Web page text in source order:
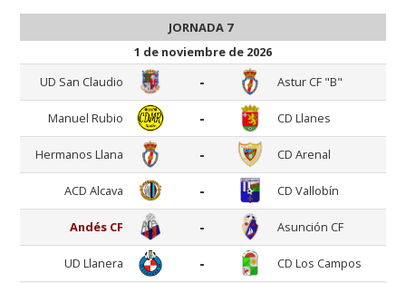
JORNADA 7
1 de noviembre de 2026
UD San Claudio
- Astur CF "B"
Manuel Rubio - CD Llanes
Hermanos Llana - CD Arenal
ACD Alcava - CD Vallobín
Andés CF - Asunción CF
UD Llanera - CD Los Campos